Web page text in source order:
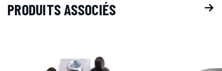
PRODUITS ASSOCIÉS